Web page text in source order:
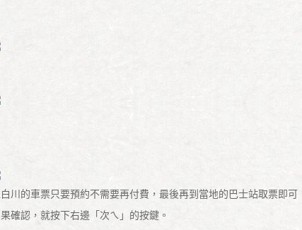
的車票只要預約不需要再付費，最後再到當地的巴士站取票即可
確認，就按下右邊「次ㄟ」的按鍵。